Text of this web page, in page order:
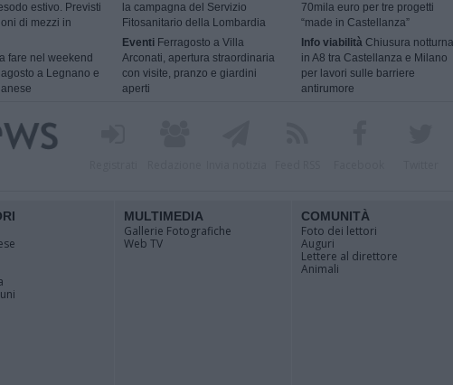
estivo. Previsti
di mezzi in
fare nel weekend
a Legnano e
la campagna del Servizio
Fitosanitario della Lombardia
Eventi Ferragosto a Villa
Arconati, apertura straordinaria
con visite, pranzo e giardini
aperti
70mila euro per tre progetti
“made in Castellanza”
Info viabilitàChiusura notturna
in A8 tra Castellanza e Milano
per lavori sulle barriere
antirumore
MULTIMEDIA
Gallerie Fotografiche
Web TV
COMUNITÀ
Foto dei lettori
Auguri
Lettere al direttore
Animali